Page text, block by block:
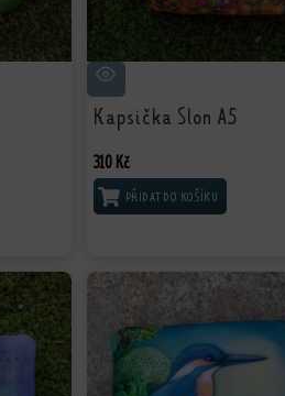
Kapsička Slon A5
310 Kč
PŘIDAT DO KOŠÍKU